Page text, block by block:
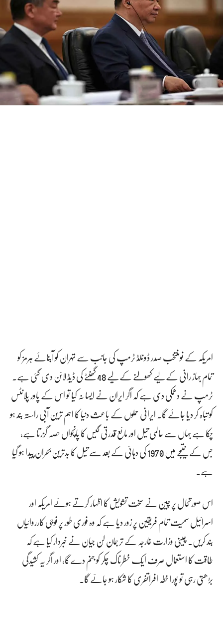
امریکہ کے نومنتخب صدر ڈونلڈ ٹرمپ کی جانب سے تہران کو آبنائے ہرمز کو
تمام جہاز رانی کے لیے کھولنے کے لیے 48 گھنٹے کی ڈیڈ لائن دی گئی ہے۔
ٹرمپ نے دھمکی دی ہے کہ اگر ایران نے ایسا نہ کیا تو اس کے پاور پلانٹس
کو تباہ کر دیا جائے گا۔ ایرانی حملوں کے باعث دنیا کا اہم ترین آبی راستہ بند ہو
چکا ہے جہاں سے عالمی تیل اور مائع قدرتی گیس کا پانچواں حصہ گزرتا ہے،
جس کے نتیجے میں 1970 کی دہائی کے بعد سے تیل کا بدترین بحران پیدا ہو گیا
ہے۔
اس صورتحال پر چین نے سخت تشویش کا اظہار کرتے ہوئے امریکہ اور
اسرائیل سمیت تمام فریقین پر زور دیا ہے کہ وہ فوری طور پر فوجی کارروائیاں
بند کریں۔ چینی وزارت خارجہ کے ترجمان لن جیان نے خبردار کیا ہے کہ
طاقت کا استعمال صرف ایک خطرناک چکر کو جنم دے گا، اور اگر یہ کشیدگی
بڑھتی رہی تو پورا خطہ افراتفری کا شکار ہو جائے گا۔